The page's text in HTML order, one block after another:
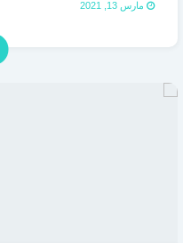
مارس 13, 2021